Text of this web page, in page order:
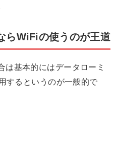
らWiFiの使うのが王道
は基本的にはデータローミ
するというのが一般的で